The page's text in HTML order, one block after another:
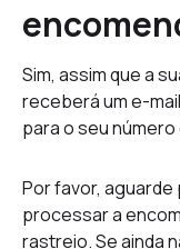
Sim, assim que a
receberá um e-
para o seu
Por favor, aguarde
processar a
rastreio. Se ainda